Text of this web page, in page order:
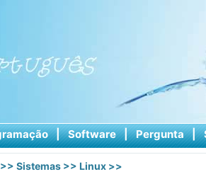
| Software | Pergunta |
>> Sistemas >> Linux >>